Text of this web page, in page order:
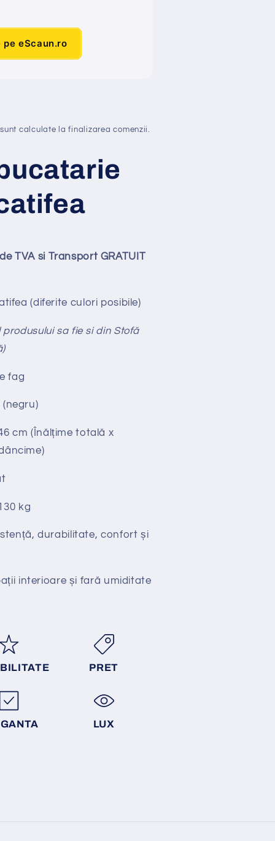
eScaun.ro
calculate la finalizarea comenzii.
TVA si Transport GRATUIT
(diferite culori posibile)
sa fie si din Stofă
fag
cm (Înălțime totală x
kg
durabilitate, confort și
interioare și fară umiditate
PRET
LUX